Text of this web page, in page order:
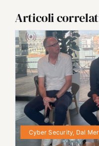
Articoli
Cyber Security, Dal